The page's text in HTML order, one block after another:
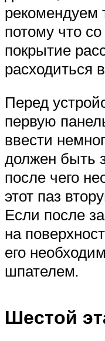
рекомендуем
потому что
покрытие
расходиться
Перед
первую
ввести
должен быть
после чего
этот паз
Если после
на
его
шпателем.
Шестой